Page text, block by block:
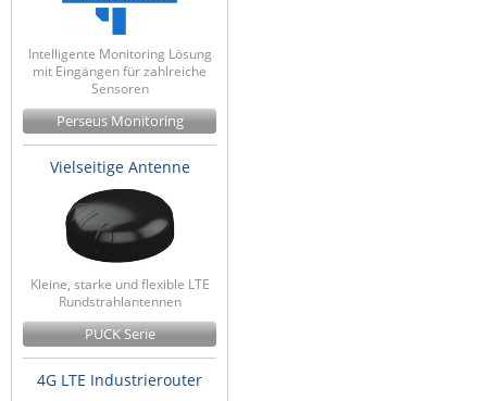
Intelligente Monitoring Lösung
mit Eingängen für zahlreiche
Sensoren
Perseus Monitoring
Vielseitige Antenne
Kleine, starke und flexible LTE
Rundstrahlantennen
PUCK Serie
4G LTE Industrierouter